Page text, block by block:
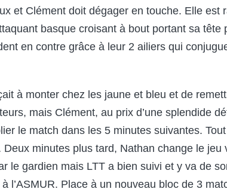
et Clément doit dégager en touche. Elle est
basque croisant à bout portant sa tête
en contre grâce à leur 2 ailiers qui
à monter chez les jaune et bleu et de
mais Clément, au prix d’une splendide
le match dans les 5 minutes suivantes.
minutes plus tard, Nathan change le jeu
le gardien mais LTT a bien suivi et y va de
l’ASMUR. Place à un nouveau bloc de 3